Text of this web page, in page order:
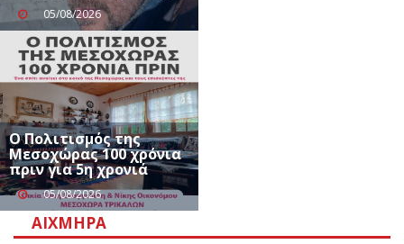
05/08/2026
Ο Πολιτισμός της
Μεσοχώρας 100 χρόνια
πριν για 5η χρονιά
05/08/2026
ΑΙΧΜΗΡΆ